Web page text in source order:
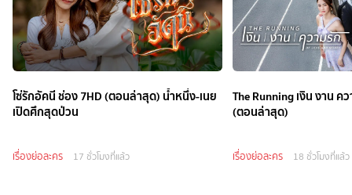
โซ่รักอัคนี ช่อง 7HD (ตอนล่าสุด) น้ำหนึ่ง-เนย
เปิดศึกสุดป่วน
เรื่องย่อละคร 17 ชั่วโมงที่แล้ว
The Running เงิน งาน ค
(ตอนล่าสุด)
เรื่องย่อละคร 18 ชั่วโมงที่แล้ว